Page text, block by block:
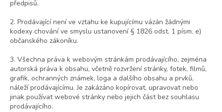
předpisů.
2. Prodávající není ve vztahu ke kupujícímu vázán žádnými
kodexy chování ve smyslu ustanovení § 1826 odst. 1 písm. e)
občanského zákoníku.
3. Všechna práva k webovým stránkám prodávajícího, zejména
autorská práva k obsahu, včetně rozvržení stránky, fotek, filmů,
grafik, ochranných známek, loga a dalšího obsahu a prvků,
náleží prodávajícímu. Je zakázáno kopírovat, upravovat nebo
jinak používat webové stránky nebo jejich část bez souhlasu
prodávajícího.